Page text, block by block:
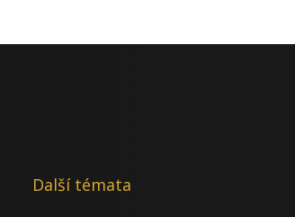
Další témata